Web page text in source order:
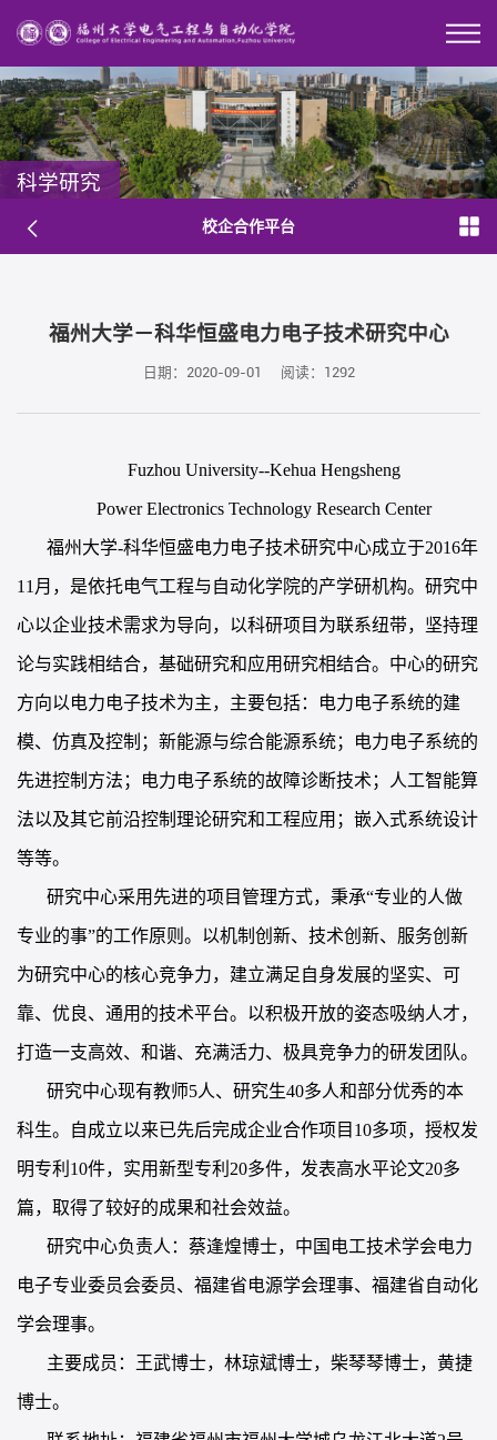
科学研究
校企合作平台
福州大学－科华恒盛电力电子技术研究中心
日期：2020-09-01 阅读： 1292
Fuzhou University--Kehua Hengsheng
Power Electronics Technology Research Center
福州大学-科华恒盛电力电子技术研究中心成立于2016年
11月，是依托电气工程与自动化学院的产学研机构。研究中
心以企业技术需求为导向，以科研项目为联系纽带， 坚持理
论与实践相结合， 基础研究和应用研究相结合。 中心的研究
方向以电力电子技术为主，主要包括： 电力电子系统的建
模、仿真及控制； 新能源与综合能源系统； 电力电子系统的
先进控制 方法； 电力电子系统的故障诊断技术；人工智能算
法以及其它前沿控制理论研究和工程应用；嵌入式系统设计
等等。
研究中心采用先进的项目管理方式，秉承“专业的人做
专业的事”的工作原则。以机制创新、技术创新、服务创新
为研究中心的核心竞争力，建立满足自身发展的坚实、可
靠、优良、通用的技术平台。以积极开放的姿态吸纳人才，
打造一支高效、和谐、充满活力、极具竞争力的研发团队。
研究中心现有教师5人、研究生40多人和部分优秀的本
科生。自成立以来已先后完成企业合作项目10多项，授权发
明专利10件，实用新型专利20多件，发表高水平论文20多
篇，取得了较好的成果和社会效益。
研究中心负责人：蔡逢煌博士，中国电工技术学会电力
电子专业委员会委员、福建省电源学会理事、福建省自动化
学会理事。
主要成员：王武博士，林琼斌博士，柴琴琴博士，黄捷
博士。